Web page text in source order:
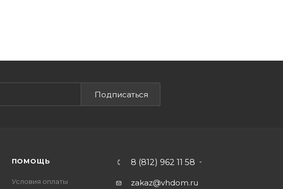
Подписаться
ПОМОЩЬ
Условия оплаты
8 (812) 962 11 58
zakaz@vhdom.ru